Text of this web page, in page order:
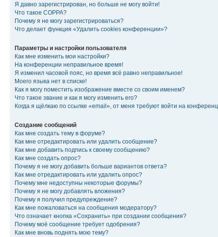
Я давно зарегистрирован, но больше не могу войти!
Что такое COPPA?
Почему я не могу зарегистрироваться?
Что делает функция «Удалить cookies конференции»?
Параметры и настройки пользователя
Как мне изменить мои настройки?
На конференции неправильное время!
Я изменил часовой пояс, но время всё равно неправильное!
Моего языка нет в списке!
Как я могу поместить изображение вместе со своим именем?
Что такое звание и как я могу изменить его?
Когда я щёлкаю по ссылке «email», от меня требуют войти на
Создание сообщений
Как мне создать тему в форуме?
Как мне отредактировать или удалить сообщение?
Как мне добавить подпись к своему сообщению?
Как мне создать опрос?
Почему я не могу добавить больше вариантов ответа?
Как мне отредактировать или удалить опрос?
Почему мне недоступны некоторые форумы?
Почему я не могу добавлять вложения?
Почему я получил предупреждение?
Как мне пожаловаться на сообщения модератору?
Что означает кнопка «Сохранить» при создании сообщения?
Почему моё сообщение требует одобрения?
Как мне вновь поднять мою тему?